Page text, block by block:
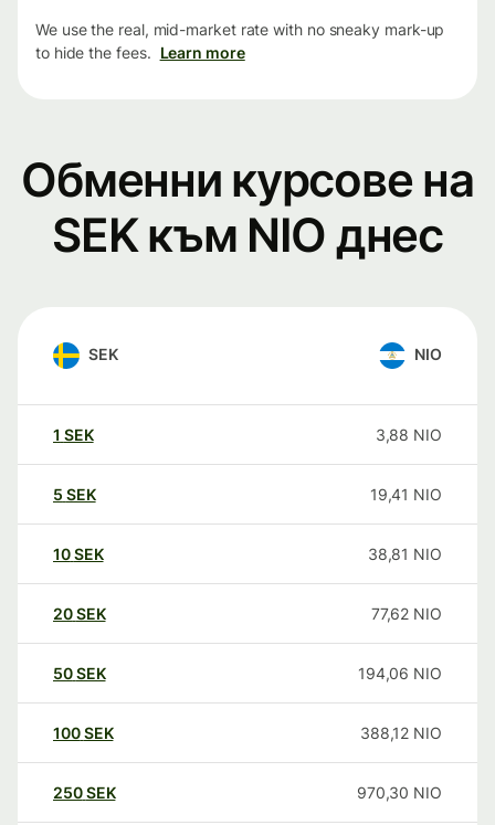
We use the real, mid-market rate with no sneaky mark-up
to hide the fees. Learn more
Обменни курсове на
SEK към NIO днес
SEK NIO
1 SEK 3,88 NIO
5 SEK 19,41 NIO
10SEK 38,81 NIO
20SEK 77,62 NIO
50SEK 194,06 NIO
100SEK 388,12 NIO
250SEK 970,30 NIO